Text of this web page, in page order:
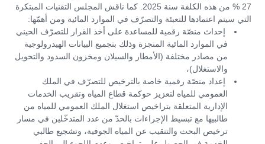
27 % من هذه الكلفة سنة 2025. كما ناقش المجلس التقنيات المبتكرة
التي سيتم اعتمادها للتعبئة والتصرّف في الموارد المائية ومن أهمّها:
إحداث منصّة رقمية للمساعدة على أخذ القرار للتصرّف الحيني
في الموارد المائية المنجزة وذلك بتجميع البيانات الهيدرولوجية
من مصادر مختلفة (الأمطار والسيلان ومخزون السدود والتحويل
والاستغلال)،
إعداد منصّة رقمية خاصة بالترخيص للتصرّف في الملك
العمومي للمياه لتعزيز حوكمة قطاع المياه وتقريب الخدمات
الإدارية المتعلقة بتراخيص استغلال الملك العمومي للمياه من
طالبيها مع تبسيط الإجراءات بالحدّ من عدد المتدخّلين في مسار
ترخيص البحث والتنقيب عن المياه الجوفية، وتشجيع طالبي